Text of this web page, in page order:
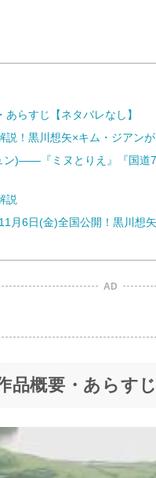
らすじ【ネタバレなし】
説！黒川想矢×キム・ジアン
ン)——『ミヌとりえ』『国道
説
月6日(金)全国公開！黒川想
AD
品概要・あらす